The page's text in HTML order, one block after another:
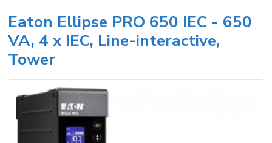
Eaton Ellipse PRO 650 IEC - 650
VA, 4 x IEC, Line-interactive,
Tower